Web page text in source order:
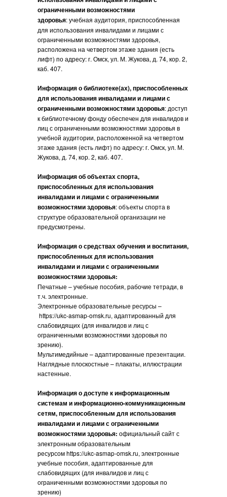
ограниченными возможностями
здоровья: учебная аудитория, приспособленная
для использования инвалидами и лицами с
ограниченными возможностями здоровья,
расположена на четвертом этаже здания (есть
лифт) по адресу: г. Омск, ул. М. Жукова, д. 74, кор. 2,
каб. 407.
Информация о библиотеке(ах), приспособленных
для использования инвалидами и лицами с
ограниченными возможностями здоровья: доступ
к библиотечному фонду обеспечен для инвалидов и
лиц с ограниченными возможностями здоровья в
учебной аудитории, расположенной на четвертом
этаже здания (есть лифт) по адресу: г. Омск, ул. М.
Жукова, д. 74, кор. 2, каб. 407.
Информация об объектах спорта,
приспособленных для использования
инвалидами и лицами с ограниченными
возможностями здоровья: объекты спорта в
структуре образовательной организации не
предусмотрены.
Информация о средствах обучения и воспитания,
приспособленных для использования
инвалидами и лицами с ограниченными
возможностями здоровья:
Печатные – учебные пособия, рабочие тетради, в
т.ч. электронные.
Электронные образовательные ресурсы –
https://ukc-asmap-omsk.ru, адаптированный для
слабовидящих (для инвалидов и лиц с
ограниченными возможностями здоровья по
зрению).
Мультимедийные – адаптированные презентации.
Наглядные плоскостные – плакаты, иллюстрации
настенные.
Информация о доступе к информационным
системам и информационно-коммуникационным
сетям, приспособленным для использования
инвалидами и лицами с ограниченными
возможностями здоровья: официальный сайт с
электронным образовательным
ресурсом https://ukc-asmap-omsk.ru, электронные
учебные пособия, адаптированные для
слабовидящих (для инвалидов и лиц с
ограниченными возможностями здоровья по
зрению)